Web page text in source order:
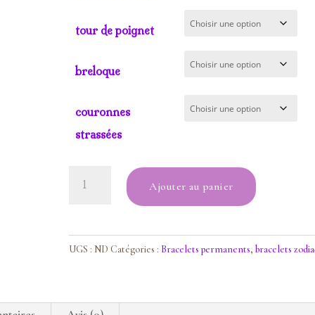
tour de poignet
breloque
couronnes
strassées
zodiaque
lion
Ajouter au panier
UGS : ND Catégories : Bracelets permanents,bracelets